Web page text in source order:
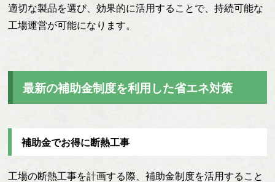
適切な製品を選び、効果的に活用することで、持続可能な
工場運営が可能になります。
最新の補助金制度を利用した省エネ対策
補助金でお得に断熱工事
工場の断熱工事を計画する際、補助金制度を活用すること